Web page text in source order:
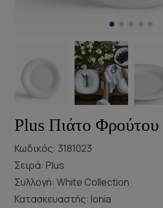
Plus Πιάτο
Κωδικός: 3181023
Σειρά: Plus
Συλλογή: White Collection
Κατασκευαστής: Ionia